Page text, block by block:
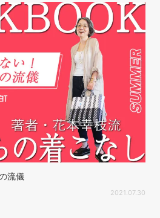
流儀
2021.07.30